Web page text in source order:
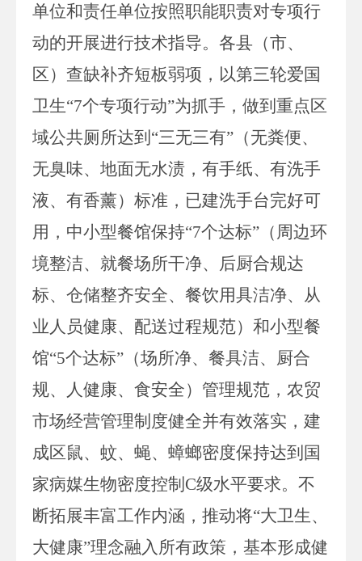
单位和责任单位按照职能职责对专项行
动的开展进行技术指导。各县（市、
区）查缺补齐短板弱项，以第三轮爱国
卫生“7个专项行动”为抓手， 做到重点区
域公共厕所达到 “三无三有” （无粪便、
无臭味、地面无水渍，有手纸、有洗手
液、有香薰）标准，已建洗手台完好可
用，中小型餐馆保持“7个达标”（周边环
境整洁、就餐场所干净、后厨合规达
标、仓储整齐安全、餐饮用具洁净、从
业人员健康、配送过程规范）和小型餐
馆“5个达标”（场所净、餐具洁、厨合
规、人健康、食安全）管理规范，农贸
市场经营管理制度健全并有效落实 ，建
成区鼠、蚊、蝇、蟑螂密度保持达到国
家病媒生物密度控制 C级水平要求。 不
断拓展丰富工作内涵，推动将“大卫生、
大健康”理念融入所有政策，基本形成健